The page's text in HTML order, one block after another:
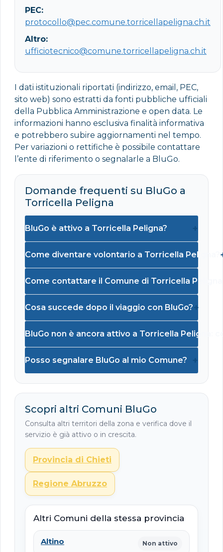
PEC:
protocollo@pec.comune.torricellapeligna.ch.it
Altro:
ufficiotecnico@comune.torricellapeligna.ch.it
I dati istituzionali riportati (indirizzo, email, PEC,
sito web) sono estratti da fonti pubbliche ufficiali
della Pubblica Amministrazione e open data. Le
informazioni hanno esclusiva finalità informativa
e potrebbero subire aggiornamenti nel tempo.
Per variazioni o rettifiche è possibile contattare
l’ente di riferimento o segnalarle a BluGo.
Domande frequenti su BluGo a
Torricella Peligna
BluGo è attivo a Torricella Peligna? +
Come diventare volontario a Torricella Peligna?
Come contattare il Comune di Torricella Peligna
Cosa succede dopo il viaggio con BluGo?+
BluGo non è ancora attivo a Torricella Peligna:
Posso segnalare BluGo al mio Comune? +
Scopri altri Comuni BluGo
Consulta altri territori della zona e verifica dove il
servizio è già attivo o in crescita.
Provincia di Chieti
Regione Abruzzo
Altri Comuni della stessa provincia
Altino Non attivo